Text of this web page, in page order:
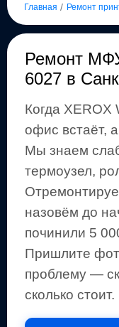
Главная / Ремонт
Ремонт
6027 в
Когда XEROX
офис встаёт,
Мы знаем
термоузел,
назовём до
починили 5
Пришлите
проблему —
сколько стоит.